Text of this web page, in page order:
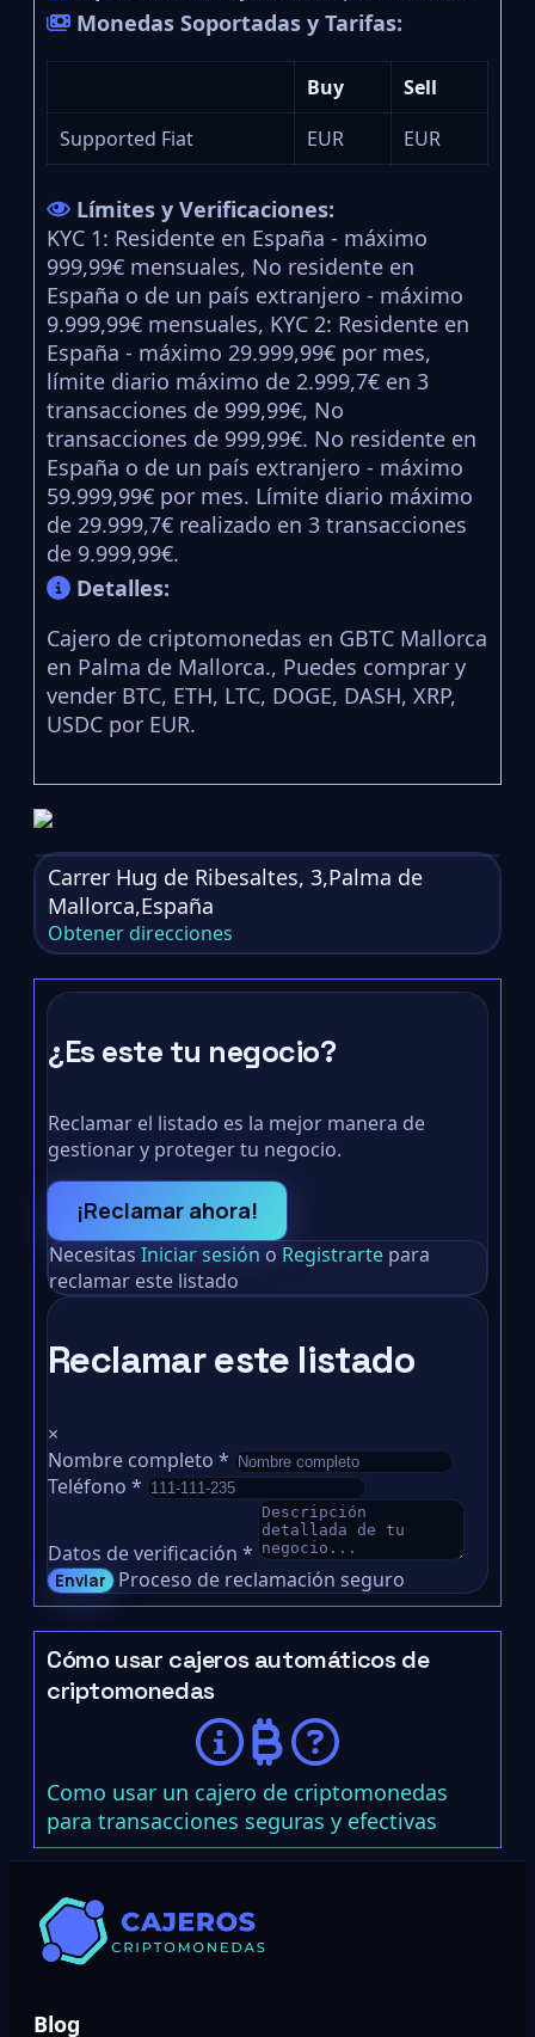
Monedas Soportadas y Tarifas:
Buy
Sell
Supported Fiat
EUR EUR
Límites y Verificaciones:
KYC 1: Residente en España - máximo
999,99€ mensuales, No residente en
España o de un país extranjero - máximo
9.999,99€ mensuales, KYC 2: Residente en
España - máximo 29.999,99€ por mes,
límite diario máximo de 2.999,7€ en 3
transacciones de 999,99€, No
transacciones de 999,99€. No residente en
España o de un país extranjero - máximo
59.999,99€ por mes. Límite diario máximo
de 29.999,7€ realizado en 3 transacciones
de 9.999,99€.
Detalles:
Cajero de criptomonedas en GBTC Mallorca
en Palma de Mallorca., Puedes comprar y
vender BTC, ETH, LTC, DOGE, DASH, XRP,
USDC por EUR.
Carrer Hug de Ribesaltes, 3,Palma de
Mallorca,España
Obtener direcciones
¿Es este tu negocio?
Reclamar el listado es la mejor manera de
gestionar y proteger tu negocio.
¡Reclamar ahora!
Necesitas Iniciar sesión o Registrarte para
reclamar este listado
Reclamar este listado
×
Nombre completo *
Teléfono *
Datos de verificación *
Enviar Proceso de reclamación seguro
Cómo usar cajeros automáticos de
criptomonedas
Como usar un cajero de criptomonedas
para transacciones seguras y efectivas
Blog